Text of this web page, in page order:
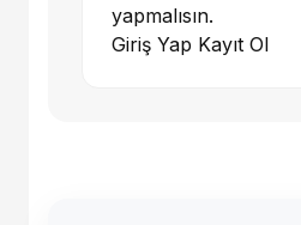
yapmalısın.
Giriş Yap Kayıt Ol